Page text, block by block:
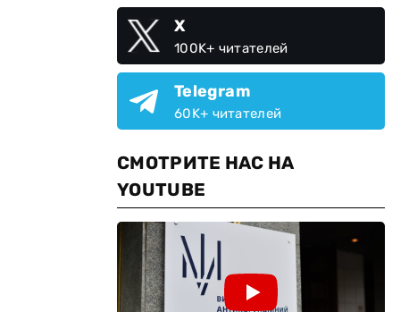
X
100K+ читателей
Telegram
60K+ читателей
СМОТРИТЕ НАС НА
YOUTUBE